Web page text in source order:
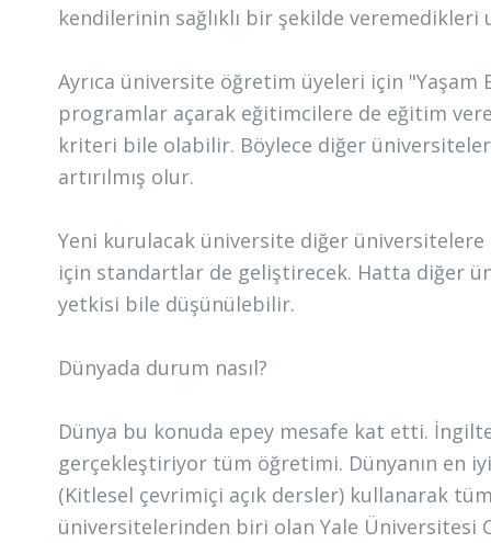
kendilerinin sağlıklı bir şekilde
Ayrıca üniversite öğretim üyeleri için
programlar açarak eğitimcilere de eğitim
kriteri bile olabilir. Böylece diğer
artırılmış olur.
Yeni kurulacak üniversite diğer
için standartlar de geliştirecek. Hatta diğer
yetkisi bile düşünülebilir.
Dünyada durum nasıl?
Dünya bu konuda epey mesafe kat etti.
gerçekleştiriyor tüm öğretimi. Dünyanın en
(Kitlesel çevrimiçi açık dersler) kullanarak
üniversitelerinden biri olan Yale